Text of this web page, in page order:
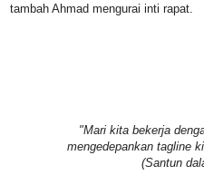
tambah Ahmad mengurai inti rapat.
"Mari kita bekerja
mengedepankan tagline
(Santun